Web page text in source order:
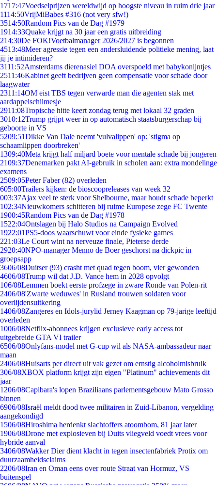
1717:47Voedselprijzen wereldwijd op hoogste niveau in ruim drie jaar
1114:50VrijMiBabes #316 (not very sfw!)
3514:50Random Pics van de Dag #1979
1914:33Quake krijgt na 30 jaar een gratis uitbreiding
214:30De FOK!Voetbalmanager 2026/2027 is begonnen
4513:48Meer agressie tegen een andersluidende politieke mening, laat
jij je intimideren?
3111:52Amsterdams dierenasiel DOA overspoeld met babykonijntjes
2511:46Kabinet geeft bedrijven geen compensatie voor schade door
laagwater
2311:14OM eist TBS tegen verwarde man die agenten stak met
aardappelschilmesje
2911:08Tropische hitte keert zondag terug met lokaal 32 graden
3010:12Trump grijpt weer in op automatisch staatsburgerschap bij
geboorte in VS
5209:51Dikke Van Dale neemt 'vulvalippen' op: 'stigma op
schaamlippen doorbreken'
1309:40Meta krijgt half miljard boete voor mentale schade bij jongeren
2109:37Denemarken pakt AI-gebruik in scholen aan: extra mondelinge
examens
2509:05Peter Faber (82) overleden
605:00Trailers kijken: de bioscoopreleases van week 32
003:37Ajax veel te sterk voor Shelbourne, maar houdt schade beperkt
102:34Nieuwkomers schitteren bij ruime Europese zege FC Twente
1900:45Random Pics van de Dag #1978
1522:04Ontslagen bij Halo Studios na Campaign Evolved
1922:01PS5-doos waarschuwt voor einde fysieke games
221:03Le Court wint na nerveuze finale, Pieterse derde
2920:40NPO-manager Menno de Boer geschorst na dickpic in
groepsapp
3606/08Duitser (93) crasht met quad tegen boom, vier gewonden
4606/08Trump wil dat J.D. Vance hem in 2028 opvolgt
106/08Lemmen boekt eerste profzege in zware Ronde van Polen-rit
2406/08'Zwarte weduwes' in Rusland trouwen soldaten voor
overlijdensuitkering
1406/08Zangeres en Idols-jurylid Jerney Kaagman op 79-jarige leeftijd
overleden
1006/08Netflix-abonnees krijgen exclusieve early access tot
uitgebreide GTA VI trailer
6506/08Onlyfans-model met G-cup wil als NASA-ambassadeur naar
maan
2406/08Huisarts per direct uit vak gezet om ernstig alcoholmisbruik
306/08XBOX platform krijgt zijn eigen "Platinum" achievements dit
jaar
1206/08Capibara's lopen Braziliaans parlementsgebouw Mato Grosso
binnen
6906/08Israël meldt dood twee militairen in Zuid-Libanon, vergelding
aangekondigd
1506/08Hiroshima herdenkt slachtoffers atoombom, 81 jaar later
1906/08Drone met explosieven bij Duits vliegveld voedt vrees voor
hybride aanval
3406/08Wakker Dier dient klacht in tegen insectenfabriek Protix om
duurzaamheidsclaims
2206/08Iran en Oman eens over route Straat van Hormuz, VS
buitenspel